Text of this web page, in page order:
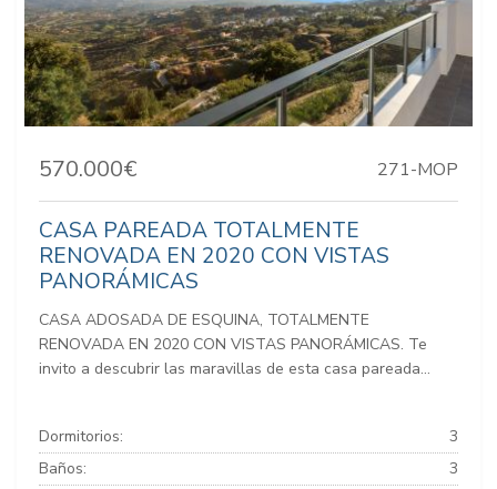
570.000€ 271-MOP
CASA PAREADA TOTALMENTE
RENOVADA EN 2020 CON VISTAS
PANORÁMICAS
CASA ADOSADA DE ESQUINA, TOTALMENTE
RENOVADA EN 2020 CON VISTAS PANORÁMICAS. Te
invito a descubrir las maravillas de esta casa pareada...
Dormitorios:
3
Baños:
3